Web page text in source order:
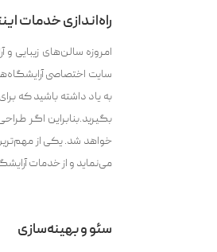
راه‌اندازی خدمات
امروزه سالن‌های زیبایی و
سایت اختصاصی
به یاد داشته باشید که
بگیرید.بنابراین اگر
خواهد شد. یکی از
می‌‌نماید و از خدمات
سئو و بهینه‌سازی